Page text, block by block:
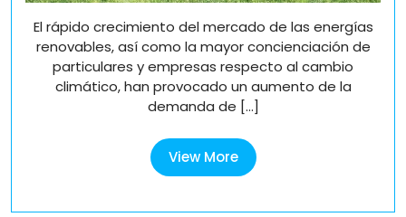
El rápido crecimiento del mercado de las energías
renovables, así como la mayor concienciación de
particulares y empresas respecto al cambio
climático, han provocado un aumento de la
demanda de [...]
View MoreView
More